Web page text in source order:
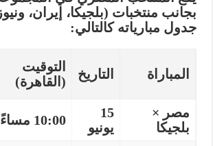
بجانب منتخبات (بلجيكا، إيران،
جدول مبارياته كالتالي:
المباراة التاريخ
التوقيت
(القاهرة)
مصر ×
بلجيكا
15
يونيو
10:00 مساءً